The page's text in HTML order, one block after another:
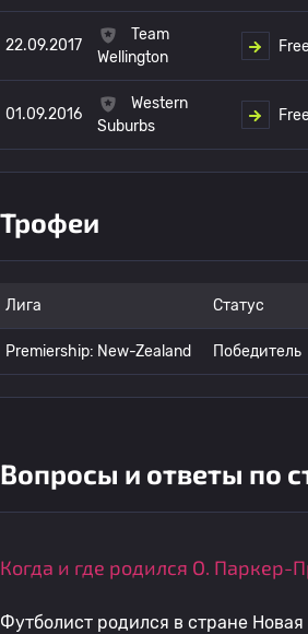
22.09.2017
Team
Wellington
01.09.2016
Western
Suburbs
Трофеи
Лига Статус
Premiership: New-Zealand Победитель
Вопросы и ответы по
Когда и где родился O. Паркер-
Футболист родился в стране